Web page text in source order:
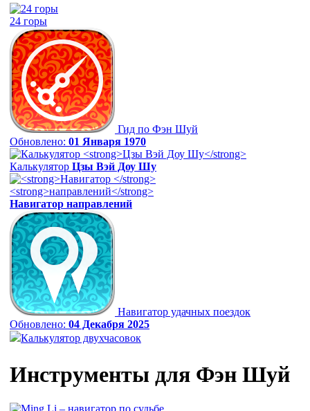
24 горы
Гид по Фэн Шуй
Обновлено: 01 Января 1970
Калькулятор Цзы Вэй Доу Шу
Навигатор направлений
Навигатор удачных поездок
Обновлено: 04 Декабря 2025
Калькулятор двухчасовок
Инструменты для Фэн Шуй